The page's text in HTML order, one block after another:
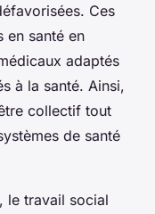
Ces
en santé en
adaptés
à la santé. Ainsi,
collectif tout
de santé
, le travail social